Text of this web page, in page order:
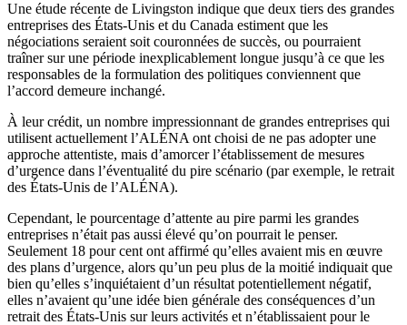
Une étude récente de Livingston indique que deux tiers des grandes
entreprises des États-Unis et du Canada estiment que les
négociations seraient soit couronnées de succès, ou pourraient
traîner sur une période inexplicablement longue jusqu’à ce que les
responsables de la formulation des politiques conviennent que
l’accord demeure inchangé.
À leur crédit, un nombre impressionnant de grandes entreprises qui
utilisent actuellement l’ALÉNA ont choisi de ne pas adopter une
approche attentiste, mais d’amorcer l’établissement de mesures
d’urgence dans l’éventualité du pire scénario (par exemple, le retrait
des États-Unis de l’ALÉNA).
Cependant, le pourcentage d’attente au pire parmi les grandes
entreprises n’était pas aussi élevé qu’on pourrait le penser.
Seulement 18 pour cent ont affirmé qu’elles avaient mis en œuvre
des plans d’urgence, alors qu’un peu plus de la moitié indiquait que
bien qu’elles s’inquiétaient d’un résultat potentiellement négatif,
elles n’avaient qu’une idée bien générale des conséquences d’un
retrait des États-Unis sur leurs activités et n’établissaient pour le